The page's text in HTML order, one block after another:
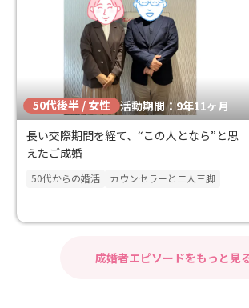
50代後半 / 女性 活動期間：9年11ヶ月
長い交際期間を経て、“この人となら”と思
えたご成婚
50代からの婚活 カウンセラーと二人三脚
成婚者エピソードをもっと見